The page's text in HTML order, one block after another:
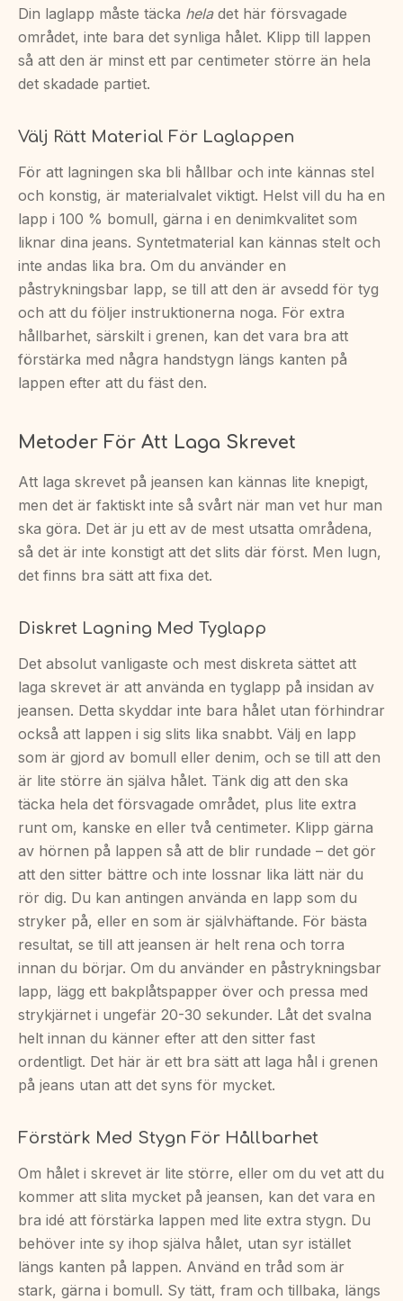
Din laglapp måste täcka heladet här försvagade
området, inte bara det synliga hålet. Klipp till lappen
så att den är minst ett par centimeter större än hela
det skadade partiet.
Välj Rätt Material För Laglappen
För att lagningen ska bli hållbar och inte kännas stel
och konstig, är materialvalet viktigt. Helst vill du ha en
lapp i 100 % bomull, gärna i en denimkvalitet som
liknar dina jeans. Syntetmaterial kan kännas stelt och
inte andas lika bra. Om du använder en
påstrykningsbar lapp, se till att den är avsedd för tyg
och att du följer instruktionerna noga. För extra
hållbarhet, särskilt i grenen, kan det vara bra att
förstärka med några handstygn längs kanten på
lappen efter att du fäst den.
Metoder För Att Laga Skrevet
Att laga skrevet på jeansen kan kännas lite knepigt,
men det är faktiskt inte så svårt när man vet hur man
ska göra. Det är ju ett av de mest utsatta områdena,
så det är inte konstigt att det slits där först. Men lugn,
det finns bra sätt att fixa det.
Diskret Lagning Med Tyglapp
Det absolut vanligaste och mest diskreta sättet att
laga skrevet är att använda en tyglapp på insidan av
jeansen. Detta skyddar inte bara hålet utan förhindrar
också att lappen i sig slits lika snabbt. Välj en lapp
som är gjord av bomull eller denim, och se till att den
är lite större än själva hålet. Tänk dig att den ska
täcka hela det försvagade området, plus lite extra
runt om, kanske en eller två centimeter. Klipp gärna
av hörnen på lappen så att de blir rundade – det gör
att den sitter bättre och inte lossnar lika lätt när du
rör dig. Du kan antingen använda en lapp som du
stryker på, eller en som är självhäftande. För bästa
resultat, se till att jeansen är helt rena och torra
innan du börjar. Om du använder en påstrykningsbar
lapp, lägg ett bakplåtspapper över och pressa med
strykjärnet i ungefär 20-30 sekunder. Låt det svalna
helt innan du känner efter att den sitter fast
ordentligt. Det här är ett bra sätt att laga hål i grenen
på jeans utan att det syns för mycket.
Förstärk Med Stygn För Hållbarhet
Om hålet i skrevet är lite större, eller om du vet att du
kommer att slita mycket på jeansen, kan det vara en
bra idé att förstärka lappen med lite extra stygn. Du
behöver inte sy ihop själva hålet, utan syr istället
längs kanten på lappen. Använd en tråd som är
stark, gärna i bomull. Sy tätt, fram och tillbaka, längs